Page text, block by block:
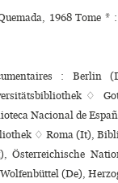
1968 Tome
: Berlin
♢
Nacional de
♢ Roma (It),
Österreichische
(De),